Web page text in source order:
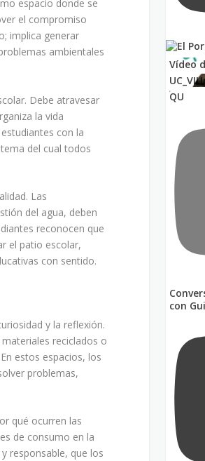
espacio donde se
el compromiso
implica generar
ambientales
Debe atravesar
la vida
con la
del cual todos
Las
del agua, deben
reconocen que
el patio escolar,
con sentido.
y la reflexión.
reciclados o
estos espacios, los
problemas,
qué ocurren las
de consumo en la
responsable, que los
Vídeo
QU
con